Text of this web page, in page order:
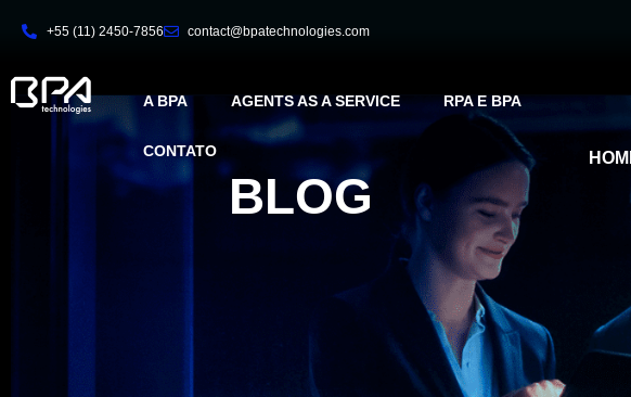
+55 (11) 2450-7856 contact@bpatechnologies.com
A BPA AGENTS AS A SERVICE RPA E BPA
CONTATO
BLOG